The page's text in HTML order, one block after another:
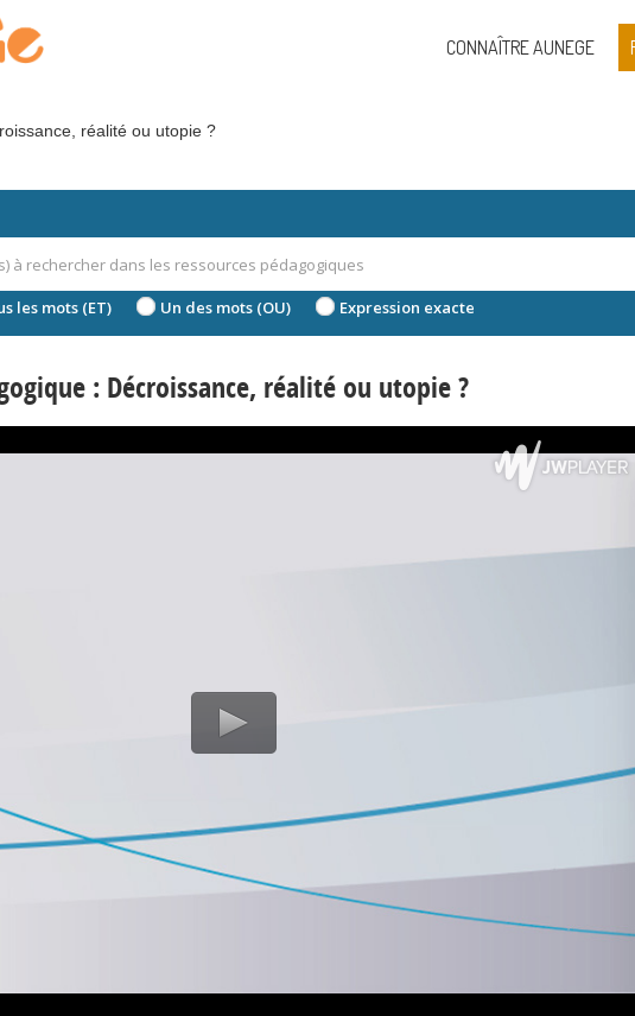
CONNAÎTRE AUNEGE
réalité ou utopie ?
les mots (ET) Un des mots (OU) Expression exacte
: Décroissance, réalité ou utopie ?